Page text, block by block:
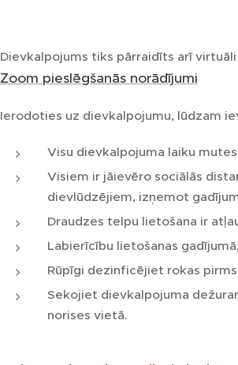
Dievkalpojums tiks pārraidīts arī
Zoom pieslēgšanās norādījumi
Ierodoties uz dievkalpojumu, lūdzam
Visu dievkalpojuma laiku
Visiem ir jāievēro sociālās
dievlūdzējiem, izņemot
Draudzes telpu lietošana ir
Labierīcību lietošanas
Rūpīgi dezinficējiet rokas
Sekojiet dievkalpojuma
norises vietā.